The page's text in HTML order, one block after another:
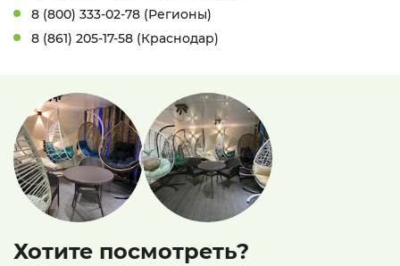
8 (800) 333-02-78 (Регионы)
8 (861) 205-17-58 (Краснодар)
Хотите посмотреть?